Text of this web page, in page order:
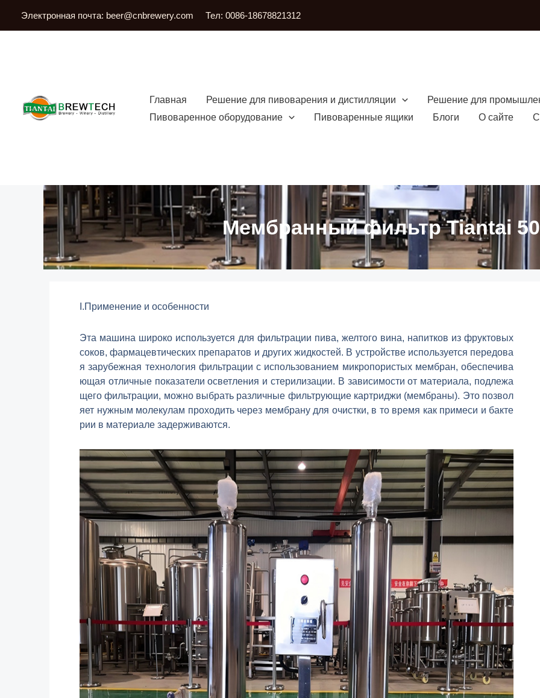
к
Электронная почта: beer@cnbrewery.com Тел: 0086-18678821312
Главная Решение для пивоварения и дистилляции
Решение для
Пивоваренное оборудование
Пивоваренные ящики Блоги О сайте
Мембранный фильтр Tiantai
I.Применение и особенности
Эта машина широко используется для фильтрации пива, желтого вина, напитков из фруктовых
соков, фармацевтических препаратов и других жидкостей. В устройстве используется передова
я зарубежная технология фильтрации с использованием микропористых мембран, обеспечива
ющая отличные показатели осветления и стерилизации. В зависимости от материала, подлежа
щего фильтрации, можно выбрать различные фильтрующие картриджи (мембраны). Это позвол
яет нужным молекулам проходить через мембрану для очистки, в то время как примеси и бакте
рии в материале задерживаются.